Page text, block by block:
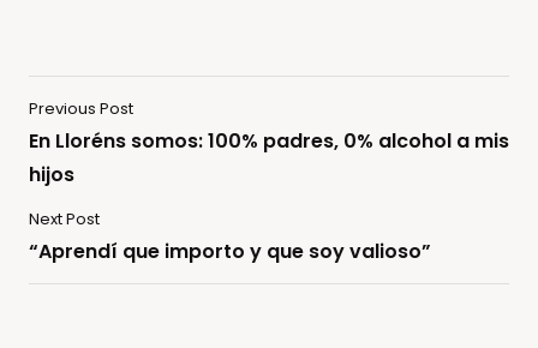
Previous Post
En Lloréns somos: 100% padres, 0% alcohol a mis
hijos
Next Post
“Aprendí que importo y que soy valioso”